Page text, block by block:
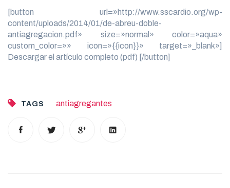
[button url=»http://www.sscardio.org/wp-
content/uploads/2014/01/de-abreu-doble-
antiagregacion.pdf» size=»normal» color=»aqua»
custom_color=»» icon=»{{icon}}» target=»_blank»]
Descargar el artículo completo (pdf) [/button]
TAGS antiagregantes